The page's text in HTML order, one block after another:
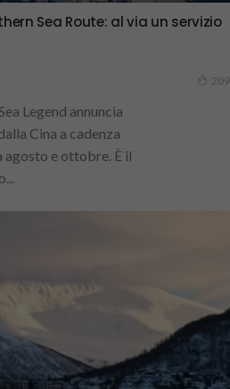
Sea Route: al via un servizio
209
Legend annuncia
Cina a cadenza
agosto e ottobre. È il